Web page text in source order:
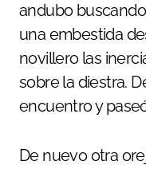
andubo
una embestida
novillero las
sobre la diestra.
encuentro y
De nuevo otra